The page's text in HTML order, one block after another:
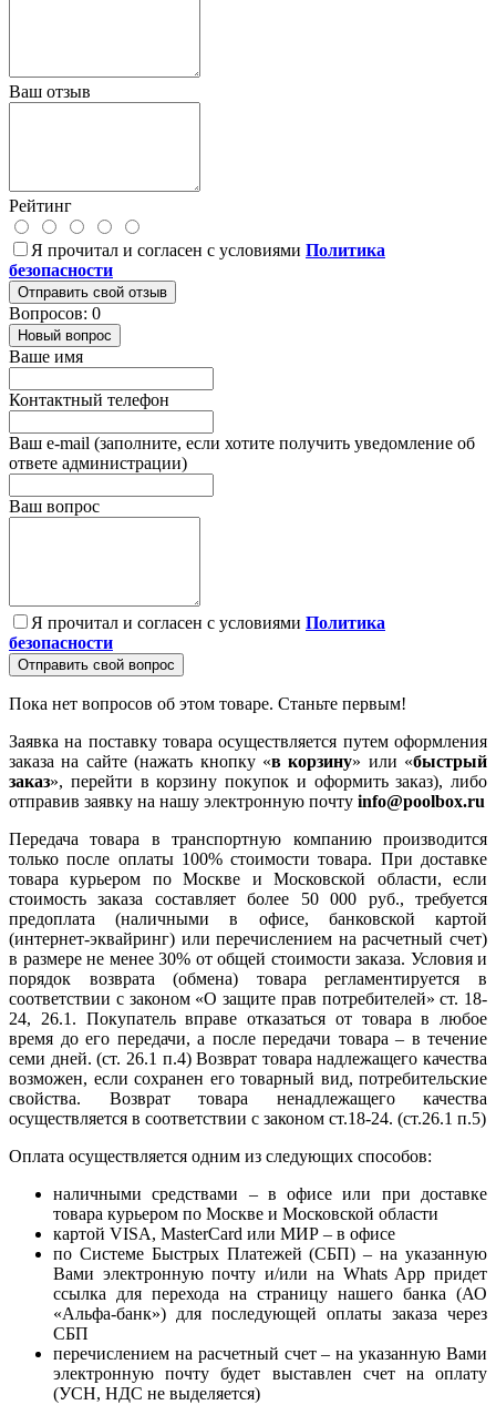
Ваш отзыв
Рейтинг
Я прочитал и согласен с условиями Политика
безопасности
Отправить свой отзыв
Вопросов: 0
Новый вопрос
Ваше имя
Контактный телефон
Ваш e-mail (заполните, если хотите получить уведомление об
ответе администрации)
Ваш вопрос
Я прочитал и согласен с условиями Политика
безопасности
Отправить свой вопрос
Пока нет вопросов об этом товаре. Станьте первым!
Заявка на поставку товара осуществляется путем оформления
заказа на сайте (нажать кнопку «в корзину» или «быстрый
заказ», перейти в корзину покупок и оформить заказ), либо
отправив заявку на нашу электронную почту info@poolbox.ru
Передача товара в транспортную компанию производится
только после оплаты 100% стоимости товара. При доставке
товара курьером по Москве и Московской области, если
стоимость заказа составляет более 50 000 руб., требуется
предоплата (наличными в офисе, банковской картой
(интернет-эквайринг) или перечислением на расчетный счет)
в размере не менее 30% от общей стоимости заказа. Условия и
порядок возврата (обмена) товара регламентируется в
соответствии с законом «О защите прав потребителей» ст. 18-
24, 26.1. Покупатель вправе отказаться от товара в любое
время до его передачи, а после передачи товара – в течение
семи дней. (ст. 26.1 п.4) Возврат товара надлежащего качества
возможен, если сохранен его товарный вид, потребительские
свойства. Возврат товара ненадлежащего качества
осуществляется в соответствии с законом ст.18-24. (ст.26.1 п.5)
Оплата осуществляется одним из следующих способов:
наличными средствами – в офисе или при доставке
товара курьером по Москве и Московской области
картой VISA, MasterCard или МИР – в офисе
по Системе Быстрых Платежей (СБП) – на указанную
Вами электронную почту и/или на Whats App придет
ссылка для перехода на страницу нашего банка (АО
«Альфа-банк») для последующей оплаты заказа через
СБП
перечислением на расчетный счет – на указанную Вами
электронную почту будет выставлен счет на оплату
(УСН, НДС не выделяется)